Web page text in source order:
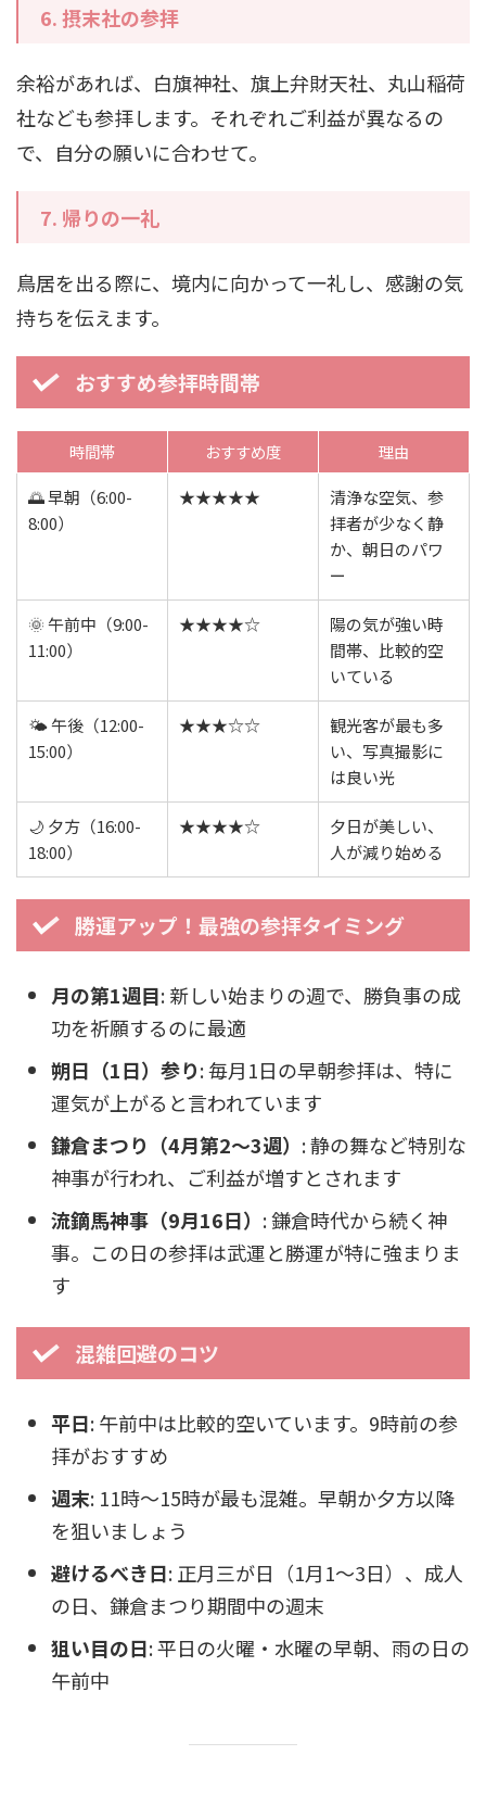
6.摂末社の参拝
余裕があれば、白旗神社、旗上弁財天社、丸山稲荷
社なども参拝します。それぞれご利益が異なるの
で、自分の願いに合わせて。
7. 帰りの一礼
鳥居を出る際に、境内に向かって一礼し、感謝の気
持ちを伝えます。
おすすめ参拝時間帯
時間帯 おすすめ度
理由
🌅 早朝（6:00-
8:00）
★★★★★
清浄な空気、参
拝者が少なく静
か、朝日のパワ
ー
🌞 午前中（9:00-
11:00）
★★★★☆
陽の気が強い時
間帯、比較的空
いている
🌤️ 午後（12:00-
15:00）
★★★☆☆
観光客が最も多
い、写真撮影に
は良い光
🌙 夕方（16:00-
18:00）
★★★★☆
夕日が美しい、
人が減り始める
勝運アップ！最強の参拝タイミング
月の第1週目: 新しい始まりの週で、勝負事の成
功を祈願するのに最適
朔日（1日）参り: 毎月1日の早朝参拝は、特に
運気が上がると言われています
鎌倉まつり（4月第2～3週） : 静の舞など特別な
神事が行われ、ご利益が増すとされます
流鏑馬神事（9月16日） : 鎌倉時代から続く神
事。この日の参拝は武運と勝運が特に強まりま
す
混雑回避のコツ
平日: 午前中は比較的空いています。9時前の参
拝がおすすめ
週末: 11時～15時が最も混雑。早朝か夕方以降
を狙いましょう
避けるべき日: 正月三が日（1月1～3日）、成人
の日、鎌倉まつり期間中の週末
狙い目の日: 平日の火曜・水曜の早朝、雨の日の
午前中